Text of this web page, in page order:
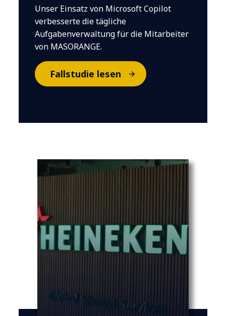
Unser Einsatz von Microsoft Copilot
verbesserte die tägliche
Aufgabenverwaltung für die Mitarbeiter
von MASORANGE.
Fallstudie lesen